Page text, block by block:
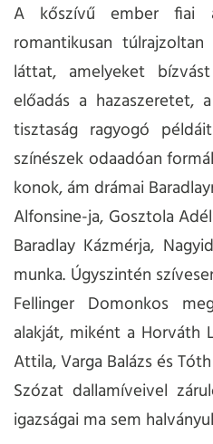
A kőszívű ember fiai
romantikusan
láttat, amelyeket
előadás a hazaszeretet,
tisztaság ragyogó
színészek odaadóan
konok, ám drámai
Alfonsine-ja, Gosztola
Baradlay Kázmérja,
munka. Úgyszintén
Fellinger Domonkos
alakját, miként a Horváth
Attila, Varga Balázs és
Szózat dallamíveivel
igazságai ma sem